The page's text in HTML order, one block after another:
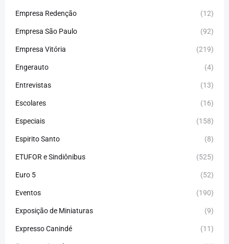
Empresa Redenção (12)
Empresa São Paulo (92)
Empresa Vitória (219)
Engerauto (4)
Entrevistas (13)
Escolares (16)
Especiais (158)
Espirito Santo (8)
ETUFOR e Sindiônibus (525)
Euro 5 (52)
Eventos (190)
Exposição de Miniaturas (9)
Expresso Canindé (11)